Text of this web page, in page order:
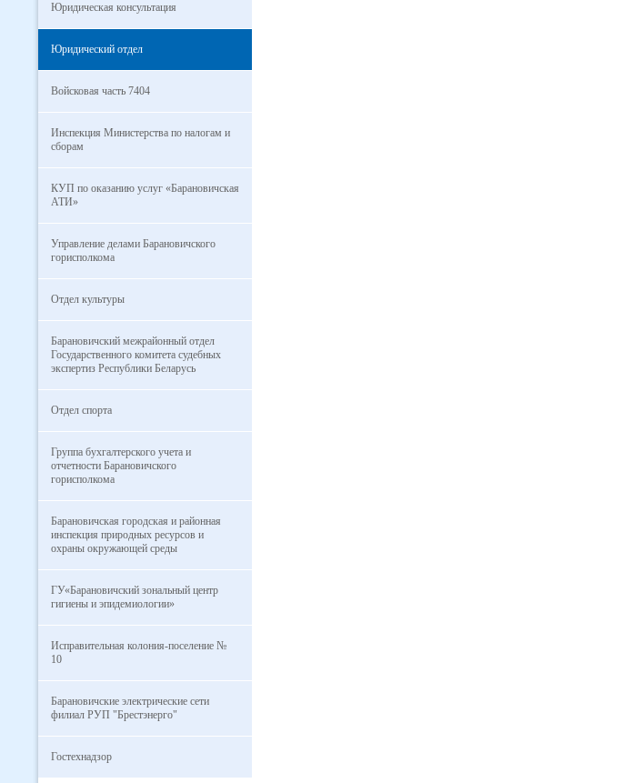
Юридическая консультация
Юридический отдел
Войсковая часть 7404
Инспекция Министерства по налогам и
сборам
КУП по оказанию услуг «Барановичская
АТИ»
Управление делами Барановичского
горисполкома
Отдел культуры
Барановичский межрайонный отдел
Государственного комитета судебных
экспертиз Республики Беларусь
Отдел спорта
Группа бухгалтерского учета и
отчетности Барановичского
горисполкома
Барановичская городская и районная
инспекция природных ресурсов и
охраны окружающей среды
ГУ«Барановичский зональный центр
гигиены и эпидемиологии»
Исправительная колония-поселение №
10
Барановичские электрические сети
филиал РУП "Брестэнерго"
Гостехнадзор